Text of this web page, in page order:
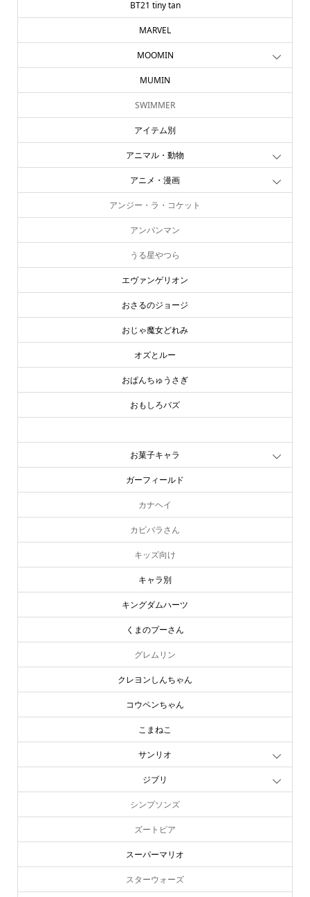
BT21 tiny tan
MARVEL
MOOMIN
MUMIN
SWIMMER
アイテム別
アニマル・動物
アニメ・漫画
アンジー・ラ・コケット
アンパンマン
うる星やつら
エヴァンゲリオン
おさるのジョージ
おじゃ魔女どれみ
オズとルー
おぱんちゅうさぎ
おもしろバズ
お菓子キャラ
ガーフィールド
カナヘイ
カピバラさん
キッズ向け
キャラ別
キングダムハーツ
くまのプーさん
グレムリン
クレヨンしんちゃん
コウペンちゃん
こまねこ
サンリオ
ジブリ
シンプソンズ
ズートピア
スーパーマリオ
スターウォーズ